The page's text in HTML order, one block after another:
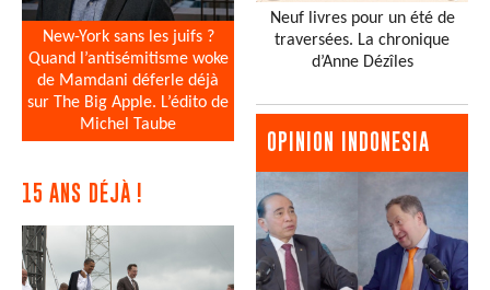
New-York sans les juifs ?
Quand l’antisémitisme woke
de Mamdani déferle déjà
sur The Big Apple. L’édito de
Michel Taube
15 ANS DÉJÀ !
Neuf livres pour un été de
traversées. La chronique
d’Anne Dézîles
OPINION INDONESIA